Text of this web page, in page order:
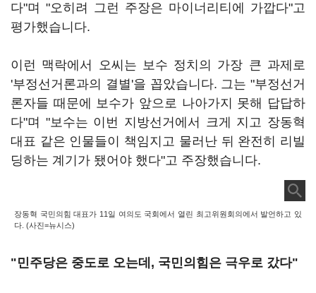
다"며 "오히려 그런 주장은 마이너리티에 가깝다"고
평가했습니다.
이런 맥락에서 오씨는 보수 정치의 가장 큰 과제로
'부정선거론과의 결별'을 꼽았습니다. 그는 "부정선거
론자들 때문에 보수가 앞으로 나아가지 못해 답답하
다"며 "보수는 이번 지방선거에서 크게 지고 장동혁
대표 같은 인물들이 책임지고 물러난 뒤 완전히 리빌
딩하는 계기가 됐어야 했다"고 주장했습니다.
장동혁 국민의힘 대표가 11일 여의도 국회에서 열린 최고위원회의에서 발언하고 있
다. (사진=뉴시스)
"민주당은 중도로 오는데, 국민의힘은 극우로 갔다"